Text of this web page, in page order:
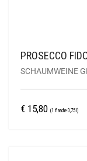
PROSECCO
SCHAUMWEINE
€ 15,80 (1 flasche 0,75 l)